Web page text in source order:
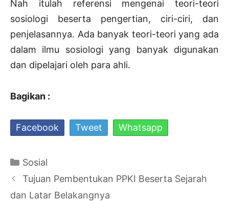
Nah itulah referensi mengenai teori-teori
sosiologi beserta pengertian, ciri-ciri, dan
penjelasannya. Ada banyak teori-teori yang ada
dalam ilmu sosiologi yang banyak digunakan
dan dipelajari oleh para ahli.
Bagikan :
Facebook Tweet Whatsapp
Kategori
Sosial
Navigasi
Tulisan
Tujuan Pembentukan PPKI Beserta Sejarah
dan Latar Belakangnya